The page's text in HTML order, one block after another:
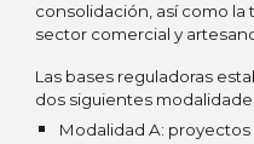
consolidación, así como
sector comercial y
Las bases reguladoras
dos siguientes
Modalidad A: